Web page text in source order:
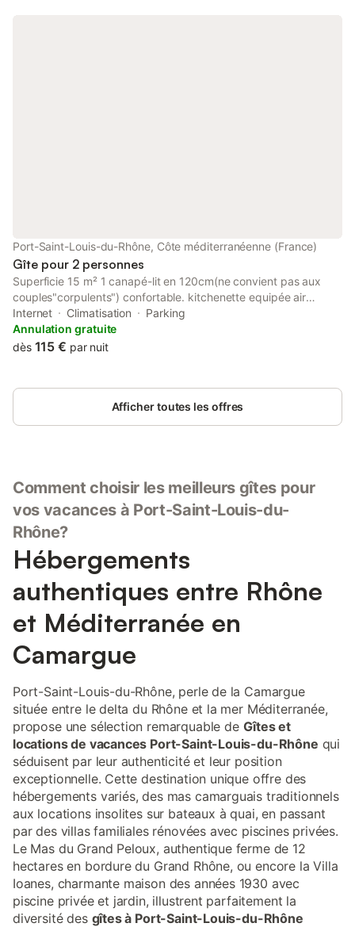
Port-Saint-Louis-du-Rhône, Côte méditerranéenne (France)
Gîte pour 2 personnes
Superficie 15 m² 1 canapé-lit en 120cm(ne convient pas aux
couples"corpulents") confortable. kitchenette equipée air
conditionné terrace privée salle de bain avec douche et xc
Simplifiez-vous la vie dans ce logement paisible et central.
Internet Climatisation
Parking
Annulation gratuite
dès 115 € par nuit
Afficher toutes les offres
Comment choisir les meilleurs gîtes pour
vos vacances à Port-Saint-Louis-du-
Rhône?
Hébergements
authentiques entre Rhône
et Méditerranée en
Camargue
Port-Saint-Louis-du-Rhône, perle de la Camargue
située entre le delta du Rhône et la mer Méditerranée,
propose une sélection remarquable de Gîtes et
locations de vacances Port-Saint-Louis-du-Rhône qui
séduisent par leur authenticité et leur position
exceptionnelle. Cette destination unique offre des
hébergements variés, des mas camarguais traditionnels
aux locations insolites sur bateaux à quai, en passant
par des villas familiales rénovées avec piscines privées.
Le Mas du Grand Peloux, authentique ferme de 12
hectares en bordure du Grand Rhône, ou encore la Villa
Ioanes, charmante maison des années 1930 avec
piscine privée et jardin, illustrent parfaitement la
diversité des gîtes à Port-Saint-Louis-du-Rhône